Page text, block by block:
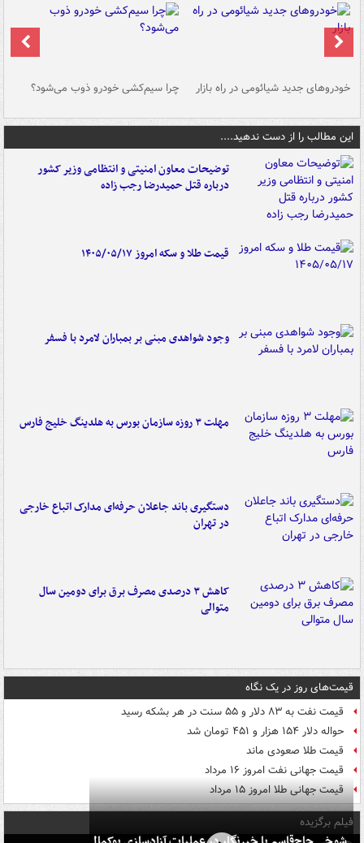
خودروهای جدید شیائومی در راه بازار چرا سیم‌کشی خودرو ذوب می‌شود؟
این مطالب را از دست ندهید....
توضیحات معاون امنیتی و انتظامی وزیر کشور
درباره قتل حمیدرضا رجب زاده
قیمت طلا و سکه امروز ۱۴۰۵/۰۵/۱۷
وجود شواهدی مبنی بر بمباران لامرد با فسفر
مهلت ۳ روزه سازمان بورس به هلدینگ خلیج فارس
دستگیری باند جاعلان حرفه‌ای مدارک اتباع خارجی
در تهران
کاهش ۳ درصدی مصرف برق برای دومین سال
متوالی
قیمت‌های روز در یک نگاه
قیمت نفت به ۸۳ دلار و ۵۵ سنت در هر بشکه رسید
حواله دلار ۱۵۴ هزار و ۴۵۱ تومان شد
قیمت طلا صعودی ماند
قیمت جهانی نفت امروز ۱۶ مرداد
قیمت جهانی طلا امروز ۱۵ مرداد
فیلم برگزیده